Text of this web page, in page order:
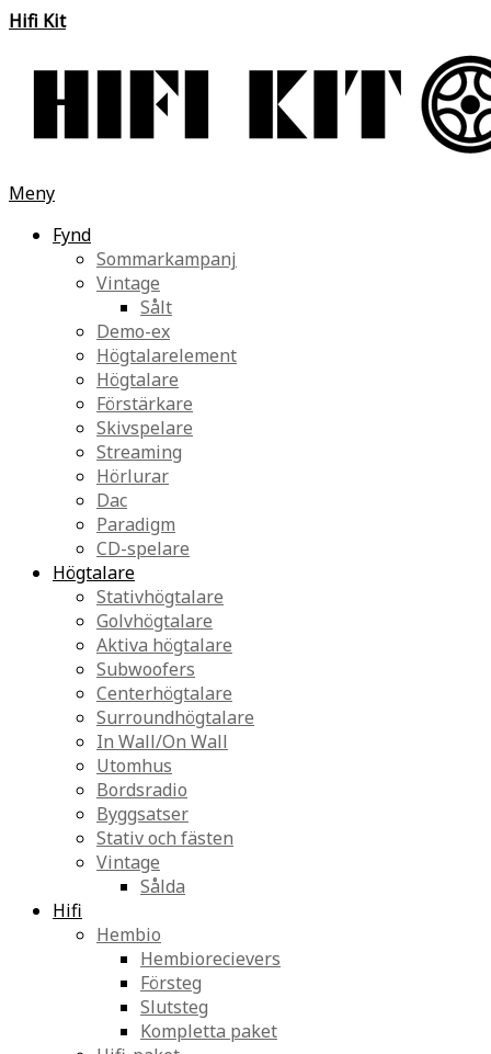
Hifi Kit
Meny
Fynd
Sommarkampanj
Vintage
Sålt
Demo-ex
Högtalarelement
Högtalare
Förstärkare
Skivspelare
Streaming
Hörlurar
Dac
Paradigm
CD-spelare
Högtalare
Stativhögtalare
Golvhögtalare
Aktiva högtalare
Subwoofers
Centerhögtalare
Surroundhögtalare
In Wall/On Wall
Utomhus
Bordsradio
Byggsatser
Stativ och fästen
Vintage
Sålda
Hifi
Hembio
Hembiorecievers
Försteg
Slutsteg
Kompletta paket